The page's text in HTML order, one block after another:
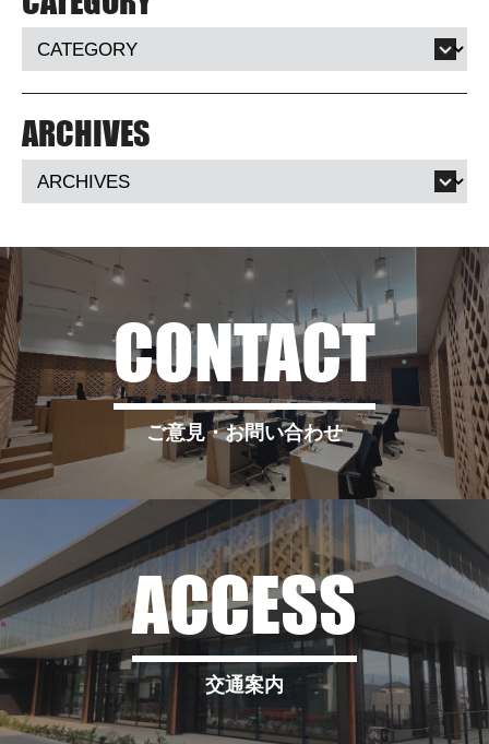
CONTACT
ご意見・お問い合わせ
ACCESS
交通案内